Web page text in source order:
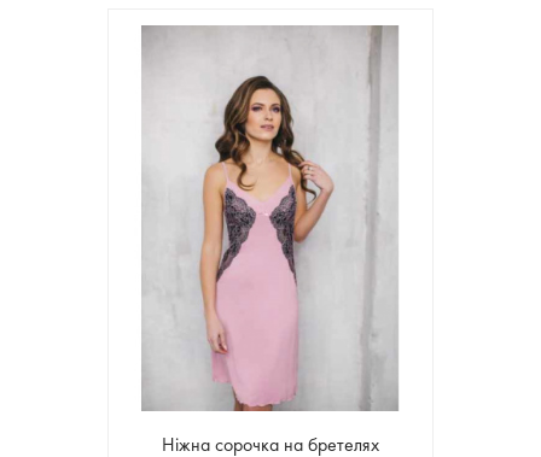
Ніжна сорочка на бретелях